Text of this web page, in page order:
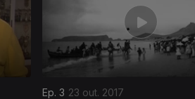
Ep. 3 23 out. 2017